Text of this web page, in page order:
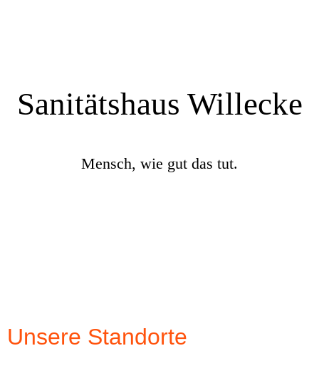
Sanitätshaus Willecke
Mensch, wie gut das tut.
Unsere Standorte